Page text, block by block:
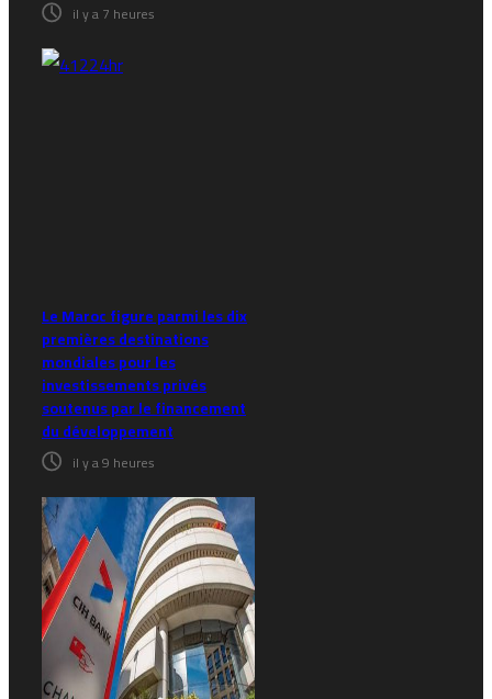
il y a 7 heures
Le Maroc figure parmi les dix
premières destinations
mondiales pour les
investissements privés
soutenus par le financement
du développement
il y a 9 heures